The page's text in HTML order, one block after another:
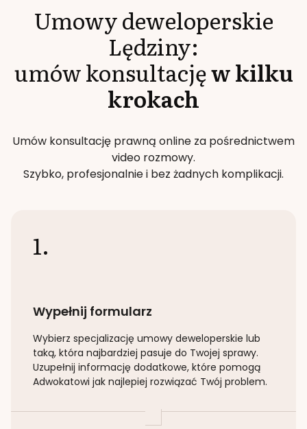
Umowy deweloperskie
Lędziny:
umów konsultacjęw kilku
krokach
Umów konsultację prawną online za pośrednictwem
video rozmowy.
Szybko, profesjonalnie i bez żadnych komplikacji.
1.
Wypełnij formularz
Wybierz specjalizację umowy deweloperskie lub
taką, która najbardziej pasuje do Twojej sprawy.
Uzupełnij informację dodatkowe, które pomogą
Adwokatowi jak najlepiej rozwiązać Twój problem.